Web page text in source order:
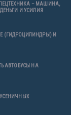
– МАШИНА,
И УСИЛИЯ
(ГИДРОЦИЛИНДРЫ) И
АВТОБУСЫ НА